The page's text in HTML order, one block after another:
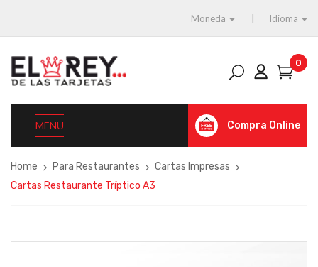
Moneda Idioma
0
MENU Compra Online
Home Para Restaurantes
Cartas Impresas
Cartas Restaurante Tríptico A3